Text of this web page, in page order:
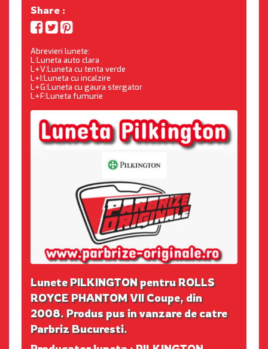
Share :
Abrevieri lunete:
L:Luneta auto clara
L+V:Luneta cu tenta verde
L+I:Luneta cu incalzire
L+G:Luneta cu gaura stergator
L+F:Luneta fumurie
Lunete PILKINGTON pentru ROLLS
ROYCE PHANTOM VII Coupe, din
2008. Produs pus in vanzare de catre
Parbriz Bucuresti.